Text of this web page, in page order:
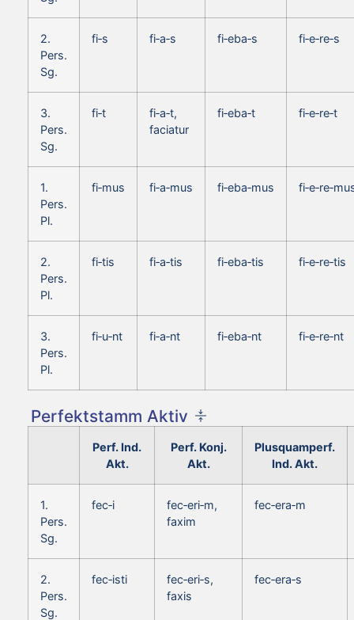
2.
Pers.
Sg.
fi‑s fi‑a‑s fi‑eba‑s fi‑e‑re‑s
3.
Pers.
Sg.
fi‑t
fi‑a‑t,
faciatur
fi‑eba‑t fi‑e‑re‑t
1.
Pers.
Pl.
fi‑mus fi‑a‑mus fi‑eba‑mus
2.
Pers.
Pl.
fi‑tis fi‑a‑tis fi‑eba‑tis fi‑e‑re‑tis
3.
Pers.
Pl.
fi‑u‑nt fi‑a‑nt fi‑eba‑nt fi‑e‑re‑nt
Perfektstamm Aktiv
Perf. Ind.
Akt.
Perf. Konj.
Akt.
Plusquamperf.
Ind. Akt.
1.
Pers.
Sg.
fec‑i
fec‑eri‑m,
faxim
fec‑era‑m
2.
Pers.
Sg.
fec‑isti
fec‑eri‑s,
faxis
fec‑era‑s